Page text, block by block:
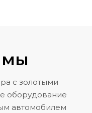
мы
с золотыми
оборудование
автомобилем